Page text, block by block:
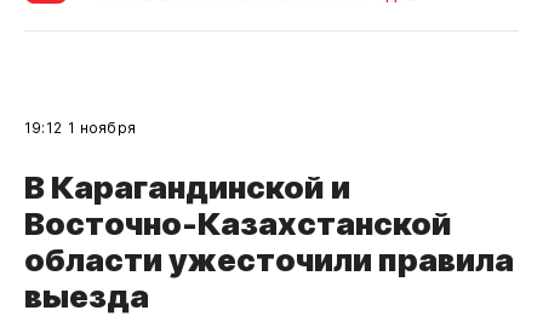
19:12 1 ноября
В Карагандинской и
Восточно-Казахстанской
области ужесточили правила
выезда